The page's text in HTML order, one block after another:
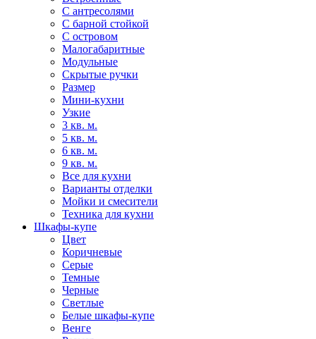
С антресолями
С барной стойкой
С островом
Малогабаритные
Модульные
Скрытые ручки
Размер
Мини-кухни
Узкие
3 кв. м.
5 кв. м.
6 кв. м.
9 кв. м.
Все для кухни
Варианты отделки
Мойки и смесители
Техника для кухни
Шкафы-купе
Цвет
Коричневые
Серые
Темные
Черные
Светлые
Белые шкафы-купе
Венге